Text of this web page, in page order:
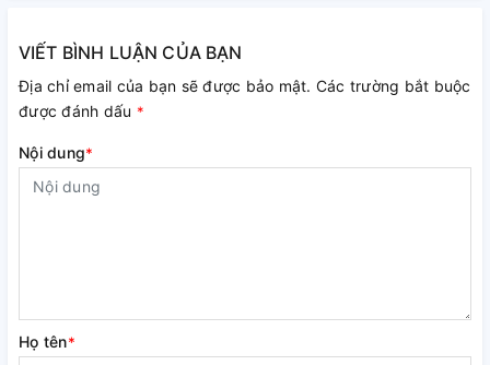
VIẾT BÌNH LUẬN CỦA BẠN
Địa chỉ email của bạn sẽ được bảo mật. Các trường bắt buộc
được đánh dấu *
Nội dung*
Họ tên*